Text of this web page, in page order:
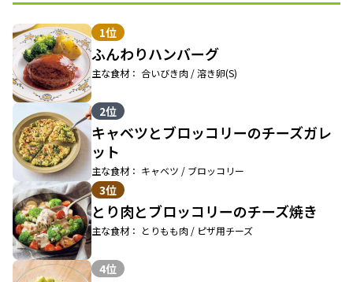
1位
ふんわりハンバーグ
主な食材： 合いびき肉 / 溶き卵(S)
2位
キャベツとブロッコリーのチーズガレ
ット
主な食材： キャベツ / ブロッコリー
3位
とり肉とブロッコリーのチーズ焼き
主な食材： とりもも肉 / ピザ用チーズ
4位